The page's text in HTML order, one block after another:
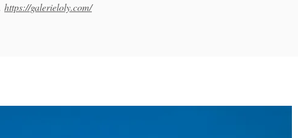
https://galerieloly.com/